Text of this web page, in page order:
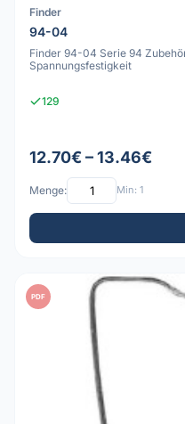
Finder
94-04
Finder 94-04 Serie 94
Spannungsfestigkeit
129
12.70€ – 13.46€
Menge: Min: 1
PDF